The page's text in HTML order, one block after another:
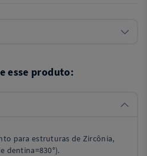
esse produto:
para estruturas de Zircônia,
dentina=830°).